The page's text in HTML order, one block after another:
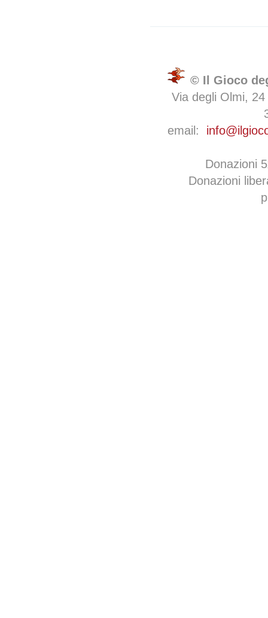
© Il Gioco
Via degli Olmi,
email:
Donazioni
Donazioni